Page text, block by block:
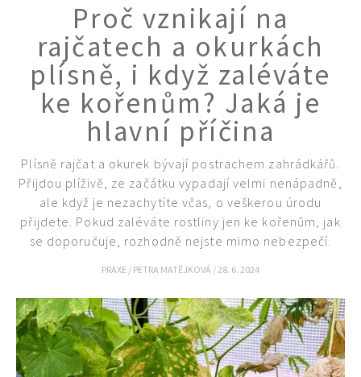
74 Kč
Objednat >
Proč vznikají na
rajčatech a okurkách
plísně, i když zaléváte
ke kořenům? Jaká je
hlavní příčina
Plísně rajčat a okurek bývají postrachem zahrádkářů.
Přijdou plíživě, ze začátku vypadají velmi nenápadně,
ale když je nezachytíte včas, o veškerou úrodu
přijdete. Pokud zaléváte rostliny jen ke kořenům, jak
se doporučuje, rozhodně nejste mimo nebezpečí.
PRAXE / PETRA MATĚJKOVÁ /28. 6. 2024